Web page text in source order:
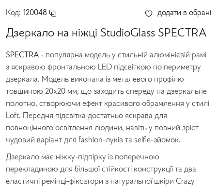
Код: 120048 додати в обрані
Дзеркало на ніжці StudioGlass SPECTRA
SPECTRA - популярна модель у стильній алюмінієвій рамі
з яскравою фронтальною LED підсвіткою по периметру
дзеркала. Модель виконана із металевого профілю
товщиною 20х20 мм, що заходить спереду на дзеркальне
полотно, створюючи ефект красивого обрамлення у стилі
Loft. Передня підсвітка достатньо яскрава для
повноцінного освітлення людини, навіть у повний зріст -
чудовий варіант для fashion-луків та selfie-зйомок.
Дзеркало має ніжку-підпірку із поперечною
перекладиною для більшої стійкості конструкції та два
еластичні ремінці-фіксатори з натуральної шкіри Crazy